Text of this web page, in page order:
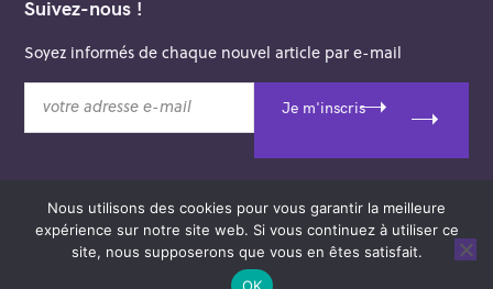
Suivez-nous !
Soyez informés de chaque nouvel article par e-mail
t
Je m'inscris
© 2026 Saint-Merry Hors-les-Murs.
Theme: Felt byPixelgrade.
Nous utilisons des cookies pour vous garantir la meilleure
expérience sur notre site web. Si vous continuez à utiliser ce
site, nous supposerons que vous en êtes satisfait.
OK